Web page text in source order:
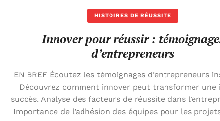
HISTOIRES DE RÉUSSITE
Innover pour réussir :
d’entrepreneurs
EN BREF Écoutez les témoignages d’entrepreneurs
Découvrez comment innover peut transformer une
succès. Analyse des facteurs de réussite dans
Importance de l’adhésion des équipes pour les